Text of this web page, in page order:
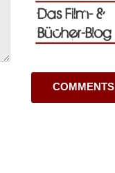
COMMENTS